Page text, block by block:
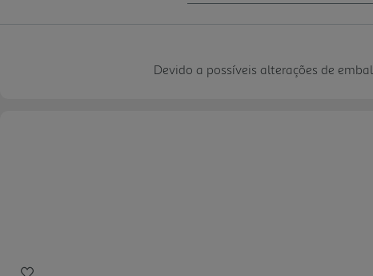
Devido a possíveis alterações de